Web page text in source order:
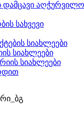
დამცავი
სახვევი
სიახლეები
სიახლეები
სიახლეები